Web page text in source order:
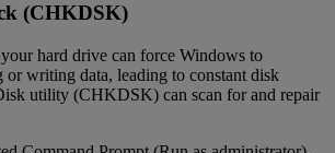
(CHKDSK)
hard drive can force Windows to
or writing data, leading to constant disk
utility (CHKDSK) can scan for and repair